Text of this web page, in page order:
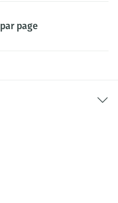
par page